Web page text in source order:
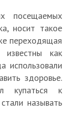
посещаемых
носит такое
переходящая
как
использовали
здоровье.
купаться к
называть